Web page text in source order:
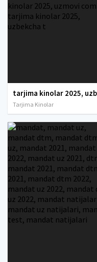
Tarjima Kinolar